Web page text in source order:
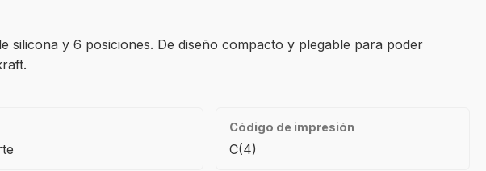
y 6 posiciones. De diseño compacto y plegable para poder
Código de impresión
C(4)